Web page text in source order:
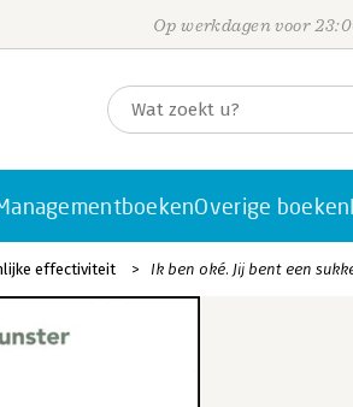
Op werkdagen voor
Overige boeken
effectiviteit Ik ben oké. Jij bent een